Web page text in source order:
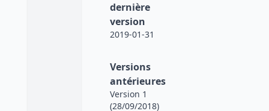
dernière
version
2019-01-31
Versions
antérieures
Version 1
(28/09/2018)